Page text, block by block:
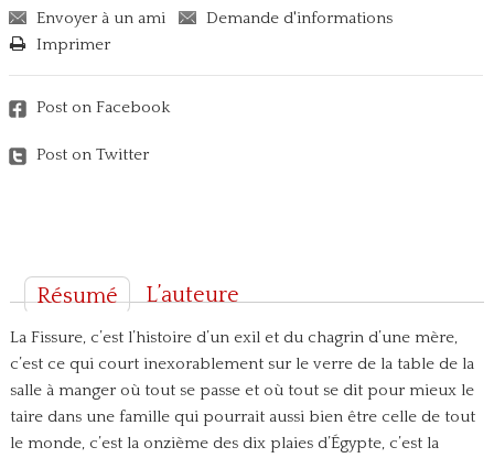
Envoyer à un ami
Demande d'informations
Imprimer
Post on Facebook
Post on Twitter
Résumé L’auteure
La Fissure, c’est l’histoire d’un exil et du chagrin d’une mère,
c’est ce qui court inexorablement sur le verre de la table de la
salle à manger où tout se passe et où tout se dit pour mieux le
taire dans une famille qui pourrait aussi bien être celle de tout
le monde, c’est la onzième des dix plaies d’Égypte, c’est la